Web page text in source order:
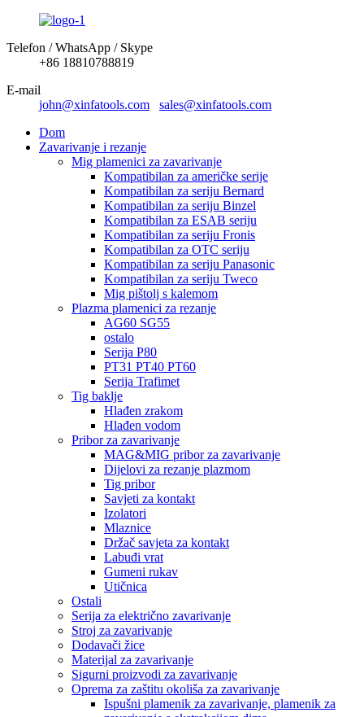
Telefon / WhatsApp / Skype
+86 18810788819
E-mail
john@xinfatools.com
sales@xinfatools.com
Dom
Zavarivanje i rezanje
Mig plamenici za zavarivanje
Kompatibilan za američke serije
Kompatibilan za seriju Bernard
Kompatibilan za seriju Binzel
Kompatibilan za ESAB seriju
Kompatibilan za seriju Fronis
Kompatibilan za OTC seriju
Kompatibilan za seriju Panasonic
Kompatibilan za seriju Tweco
Mig pištolj s kalemom
Plazma plamenici za rezanje
AG60 SG55
ostalo
Serija P80
PT31 PT40 PT60
Serija Trafimet
Tig baklje
Hlađen zrakom
Hlađen vodom
Pribor za zavarivanje
MAG&MIG pribor za zavarivanje
Dijelovi za rezanje plazmom
Tig pribor
Savjeti za kontakt
Izolatori
Mlaznice
Držač savjeta za kontakt
Labuđi vrat
Gumeni rukav
Utičnica
Ostali
Serija za električno zavarivanje
Stroj za zavarivanje
Dodavači žice
Materijal za zavarivanje
Sigurni proizvodi za zavarivanje
Oprema za zaštitu okoliša za zavarivanje
Ispušni plamenik za zavarivanje, plamenik za